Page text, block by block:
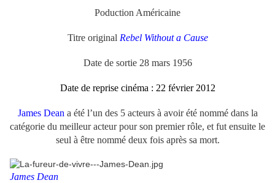
Poduction Américaine
Titre original Rebel Without a Cause
Date de sortie 28 mars 1956
Date de reprise cinéma : 22 février 2012
James Dean a été l’un des 5 acteurs à avoir été nommé dans la
catégorie du meilleur acteur pour son premier rôle, et fut ensuite le
seul à être nommé deux fois après sa mort.
James Dean